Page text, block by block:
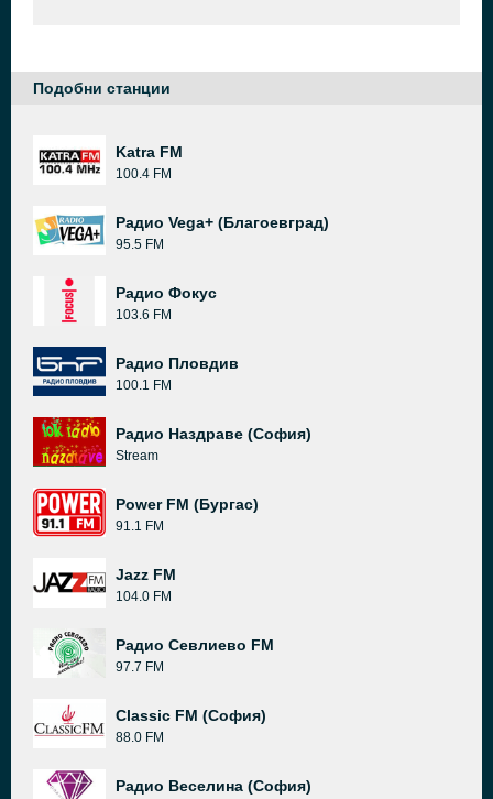
Подобни станции
Katra FM
100.4 FM
Радио Vega+ (Благоевград)
95.5 FM
Радио Фокус
103.6 FM
Радио Пловдив
100.1 FM
Радио Наздраве (София)
Stream
Power FM (Бургас)
91.1 FM
Jazz FM
104.0 FM
Радио Севлиево FM
97.7 FM
Classic FM (София)
88.0 FM
Радио Веселина (София)